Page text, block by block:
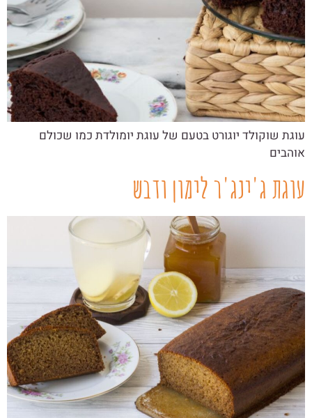
עוגת שוקולד יוגורט בטעם של עוגת יומולדת כמו שכולם
אוהבים
עוגת ג'ינג'ר לימון ודבש